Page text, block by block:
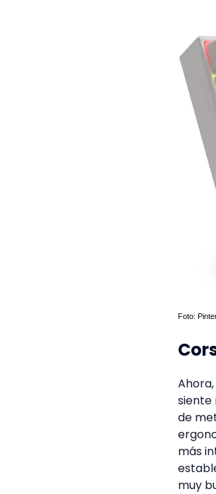
Foto:
siente
de
más
muy